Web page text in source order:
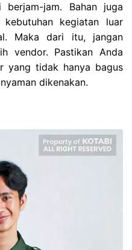
jam. Bahan juga
kegiatan luar
Maka dari itu, jangan
vendor. Pastikan Anda
yang tidak hanya bagus
dikenakan.